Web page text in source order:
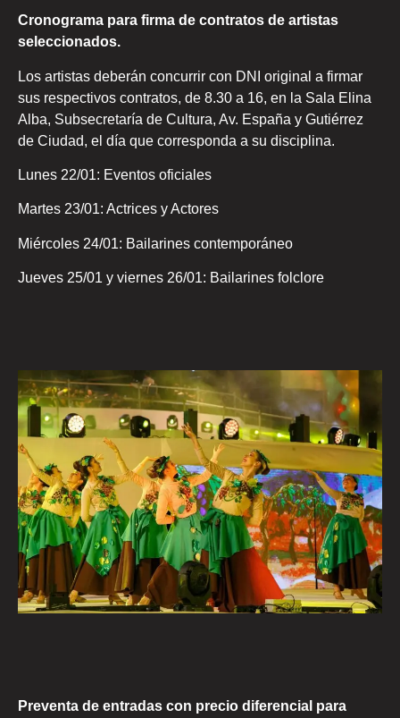
Cronograma para firma de contratos de artistas
seleccionados.
Los artistas deberán concurrir con DNI original a firmar
sus respectivos contratos, de 8.30 a 16, en la Sala Elina
Alba, Subsecretaría de Cultura, Av. España y Gutiérrez
de Ciudad, el día que corresponda a su disciplina.
Lunes 22/01: Eventos oficiales
Martes 23/01: Actrices y Actores
Miércoles 24/01: Bailarines contemporáneo
Jueves 25/01 y viernes 26/01: Bailarines folclore
Preventa de entradas con precio diferencial para